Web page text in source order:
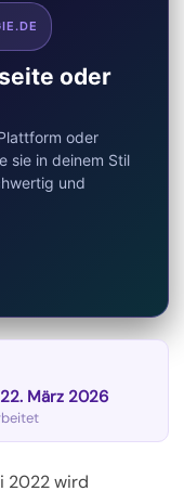
oder
oder
sie in deinem Stil
und
März 2026
2022 wird